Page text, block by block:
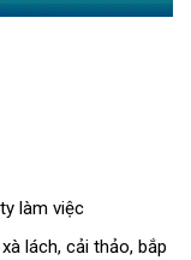
làm việc
lách, cải thảo, bắp